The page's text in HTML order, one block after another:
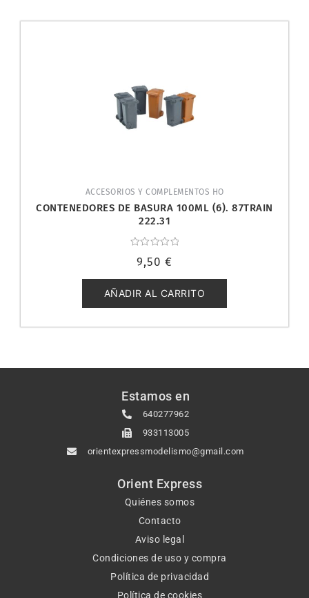
ACCESORIOS Y COMPLEMENTOS HO
CONTENEDORES DE BASURA 100ML (6). 87TRAIN
222.31
con
de
5
9,50 €
AÑADIR AL CARRITO
Estamos en
640277962
933113005
orientexpressmodelismo@gmail.com
Orient Express
Quiénes somos
Contacto
Aviso legal
Condiciones de uso y compra
Política de privacidad
Política de cookies